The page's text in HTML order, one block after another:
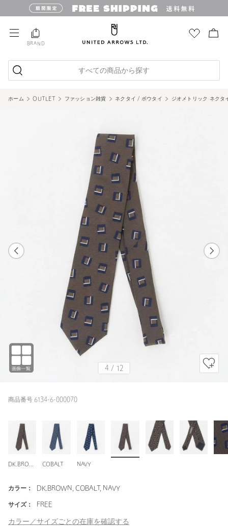
BRAND
すべての商品から探す
ホーム OUTLET ファッション雑貨 ネクタイ / ボウタイ ジオメトリック ネク
4 / 12
商品番号 6134-6-000070
COBALT NAVY
カラー： DK.BROWN, COBALT, NAVY
サイズ： FREE
カラー／サイズごとの在庫を確認する
DK.BROWN
12